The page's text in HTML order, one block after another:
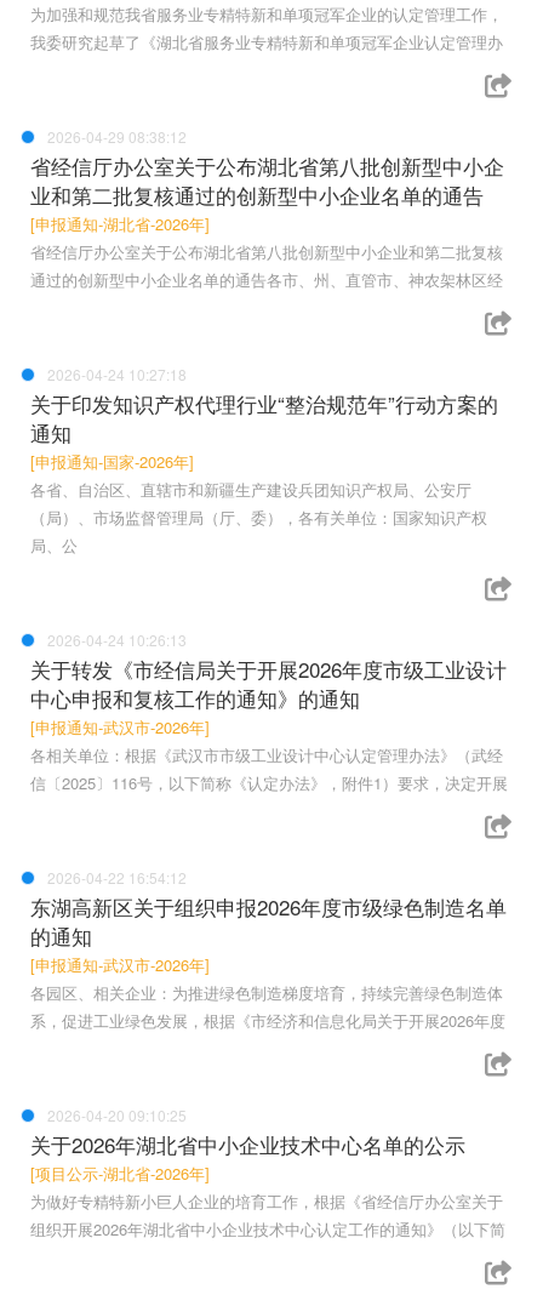
为加强和规范我省服务业专精特新和单项冠军企业的认定管理工作，
我委研究起草了《湖北省服务业专精特新和单项冠军企业认定管理办
2026-04-29 08:38:12
省经信厅办公室关于公布湖北省第八批创新型中小企
业和第二批复核通过的创新型中小企业名单的通告
[申报通知-湖北省-2026年]
省经信厅办公室关于公布湖北省第八批创新型中小企业和第二批复核
通过的创新型中小企业名单的通告各市、州、直管市、神农架林区经
2026-04-24 10:27:18
关于印发知识产权代理行业“整治规范年”行动方案的
通知
[申报通知-国家-2026年]
各省、自治区、直辖市和新疆生产建设兵团知识产权局、公安厅
（局）、市场监督管理局（厅、委），各有关单位：国家知识产权
局、公
2026-04-24 10:26:13
关于转发《市经信局关于开展2026年度市级工业设计
中心申报和复核工作的通知》的通知
[申报通知-武汉市-2026年]
各相关单位：根据《武汉市市级工业设计中心认定管理办法》（武经
信〔2025〕116号，以下简称《认定办法》，附件1）要求，决定开展
2026-04-22 16:54:12
东湖高新区关于组织申报2026年度市级绿色制造名单
的通知
[申报通知-武汉市-2026年]
各园区、相关企业：为推进绿色制造梯度培育，持续完善绿色制造体
系，促进工业绿色发展，根据《市经济和信息化局关于开展2026年度
2026-04-20 09:10:25
关于2026年湖北省中小企业技术中心名单的公示
[项目公示-湖北省-2026年]
为做好专精特新小巨人企业的培育工作，根据《省经信厅办公室关于
组织开展2026年湖北省中小企业技术中心认定工作的通知》（以下简